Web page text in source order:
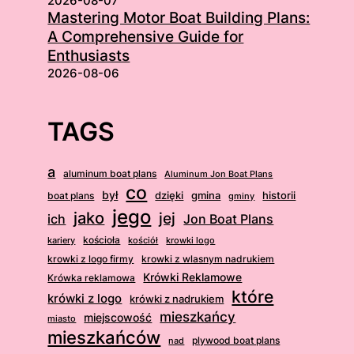
Mastering Motor Boat Building Plans:
A Comprehensive Guide for
Enthusiasts
2026-08-06
TAGS
a aluminum boat plans Aluminum Jon Boat Plans
boat plans był co dzięki gmina gminy historii
ich jako jego jej Jon Boat Plans
kariery kościoła kościół krowki logo
krowki z logo firmy
krowki z wlasnym nadrukiem
Krówka reklamowa
Krówki Reklamowe
krówki z logo krówki z nadrukiem które
miasto miejscowość mieszkańcy
mieszkańców nad plywood boat plans